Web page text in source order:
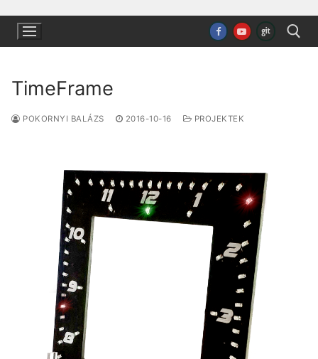
tartalomra
TimeFrame
POKORNYI BALÁZS 2016-10-16 PROJEKTEK